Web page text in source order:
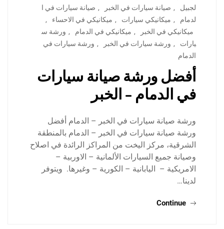
لجبيل
, صيانة سيارات في الخبر , صيانة سيارات في ا
لدمام
, ميكانيكي سيارات , ميكانيكي في الاحساء
,
ميكانيكي في الخبر
, ميكانيكي في الدمام , ورشة س
يارات
, ورشة سيارات في الخبر , ورشة سيارات في
الدمام
أفضل ورشة صيانة سيارات
في الدمام – الخبر
ورشة صيانة سيارات في الخبر – الدمام أفضل
ورشة صيانة سيارات في الخبر – الدمام بالمنطقة
الشرقية، مركز اليخت من المراكز الرائدة في اصلاح
وصيانة جميع السيارات الألمانية – الاوربية –
الامريكية – اليابانية – الكورية – وغيرها. ويتوفر
لدينا…
Continue